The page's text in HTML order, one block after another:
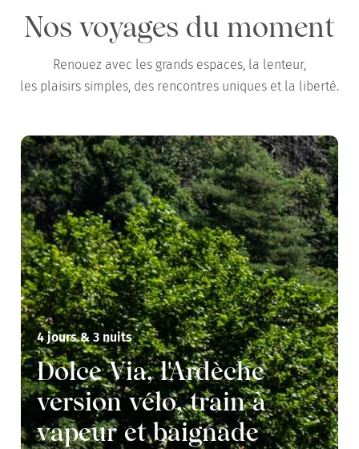
Nos voyages du moment
Renouez avec les grands espaces, la lenteur,
les plaisirs simples, des rencontres uniques et la liberté.
4 jours & 3 nuits
Dolce Via, l'Ardèche
version vélo, train à
vapeur et baignade